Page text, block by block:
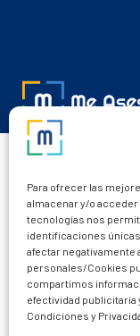
Para ofrecer las
almacenar y/o
tecnologías nos
identificaciones
afectar negativamente
personales/Cookies
compartimos
efectividad publicitaria
Condiciones y